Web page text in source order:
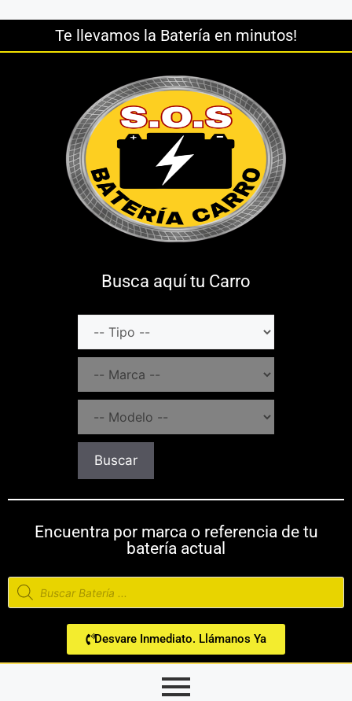
Te llevamos la Batería en minutos!
Busca aquí tu Carro
Buscar
Encuentra por marca o referencia de tu
batería actual
Desvare Inmediato. Llámanos Ya